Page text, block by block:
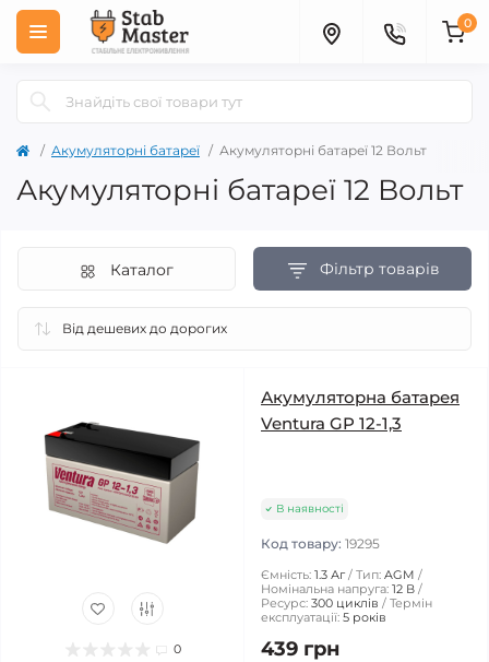
0
Акумуляторні батареї Акумуляторні батареї 12 Вольт
Акумуляторні батареї 12 Вольт
Фільтр товарів
Каталог
0
Акумуляторна батарея
Ventura GP 12-1,3
В наявності
Код товару: 19295
Ємність: 1.3 Аг Тип: AGM
Номінальна напруга: 12 В
Ресурс: 300 циклів
Термін
експлуатації: 5 років
439 грн